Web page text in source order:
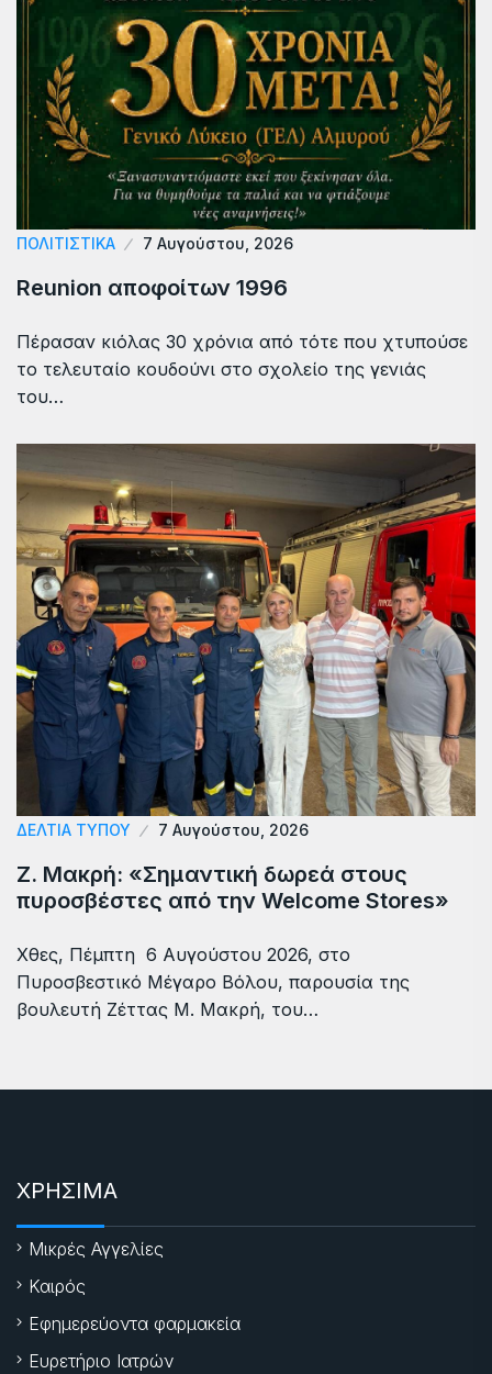
ΠΟΛΙΤΙΣΤΙΚΑ 7 Αυγούστου, 2026
Reunion αποφοίτων 1996
Πέρασαν κιόλας 30 χρόνια από τότε που χτυπούσε
το τελευταίο κουδούνι στο σχολείο της γενιάς
του…
ΔΕΛΤΙΑ ΤΥΠΟΥ 7 Αυγούστου, 2026
Ζ. Μακρή: «Σημαντική δωρεά στους
πυροσβέστες από την Welcome Stores»
Χθες, Πέμπτη 6 Αυγούστου 2026, στο
Πυροσβεστικό Μέγαρο Βόλου, παρουσία της
βουλευτή Ζέττας Μ. Μακρή, του…
ΧΡΗΣΙΜΑ
Μικρές Αγγελίες
Καιρός
Εφημερεύοντα φαρμακεία
Ευρετήριο Ιατρών